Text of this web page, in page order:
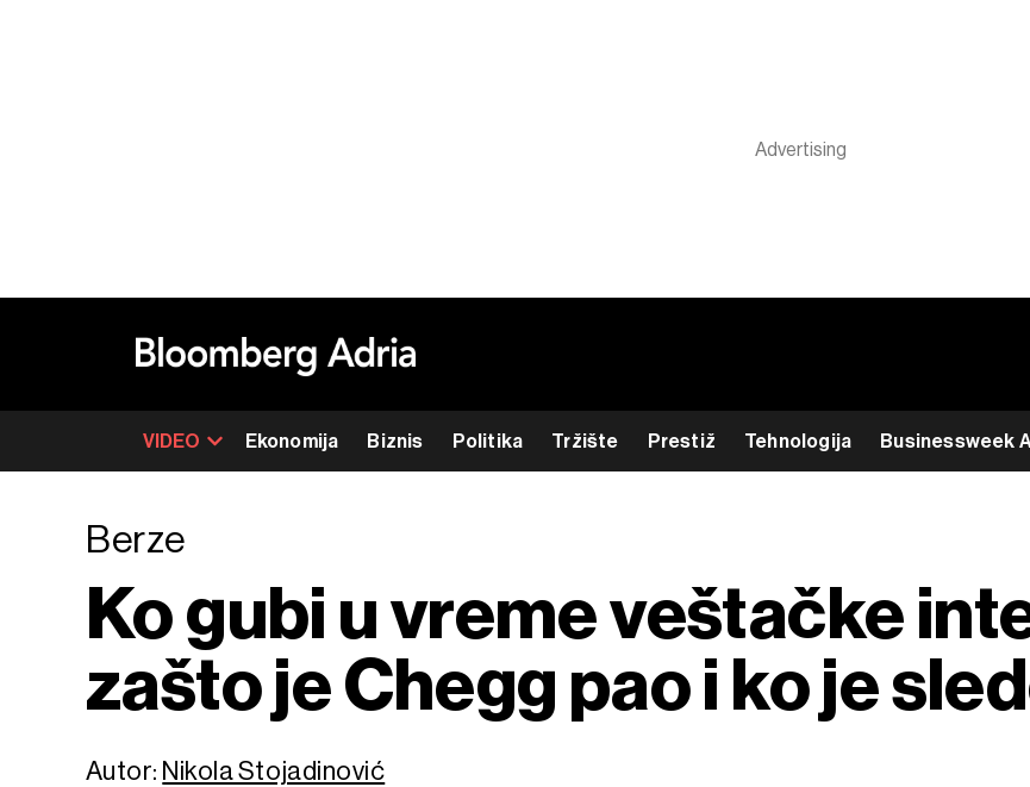
VIDEO Ekonomija Biznis Politika Tržište Prestiž Tehnologija Businessweek
Berze
Ko gubi u vreme veštačke
zašto je Chegg pao i ko je
Autor: Nikola Stojadinović